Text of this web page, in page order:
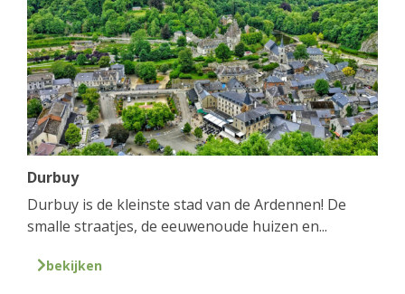
Durbuy
Durbuy is de kleinste stad van de Ardennen! De
smalle straatjes, de eeuwenoude huizen en...
bekijken